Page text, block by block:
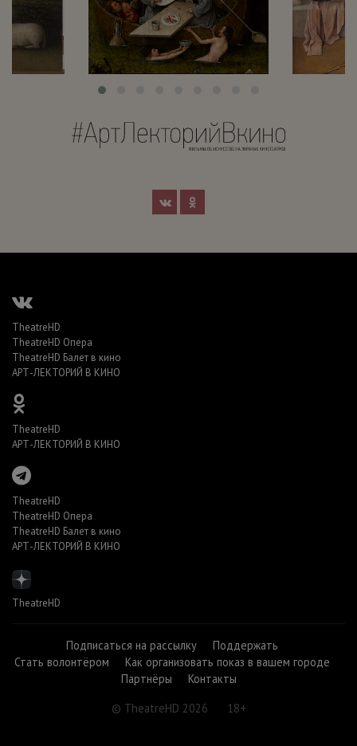
TheatreHD
TheatreHD Опера
TheatreHD Балет в кино
АРТ-ЛЕКТОРИЙ В КИНО
TheatreHD
АРТ-ЛЕКТОРИЙ В КИНО
TheatreHD
TheatreHD Опера
TheatreHD Балет в кино
АРТ-ЛЕКТОРИЙ В КИНО
TheatreHD
Подписаться на рассылку
Поддержать
Стать волонтёром
Как организовать показ в вашем городе
Партнёры
Контакты
© TheatreHD 2026
18+